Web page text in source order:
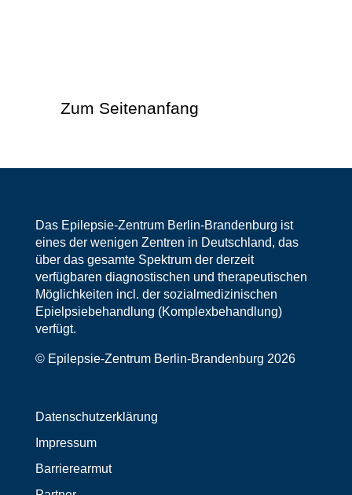
Zum Seitenanfang
Das Epilepsie-Zentrum Berlin-Brandenburg ist
eines der wenigen Zentren in Deutschland, das
über das gesamte Spektrum der derzeit
verfügbaren diagnostischen und therapeutischen
Möglichkeiten incl. der sozialmedizinischen
Epielpsiebehandlung (Komplexbehandlung)
verfügt.
© Epilepsie-Zentrum Berlin-Brandenburg 2026
Datenschutzerklärung
Impressum
Barrierearmut